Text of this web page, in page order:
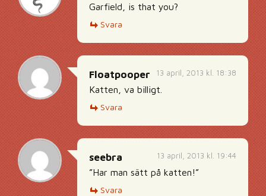
Garfield, is that you?
Svara
13 april, 2013 kl. 18:38
Floatpooper
Katten, va billigt.
Svara
13 april, 2013 kl. 19:44
seebra
”Har man sätt på katten!”
Svara